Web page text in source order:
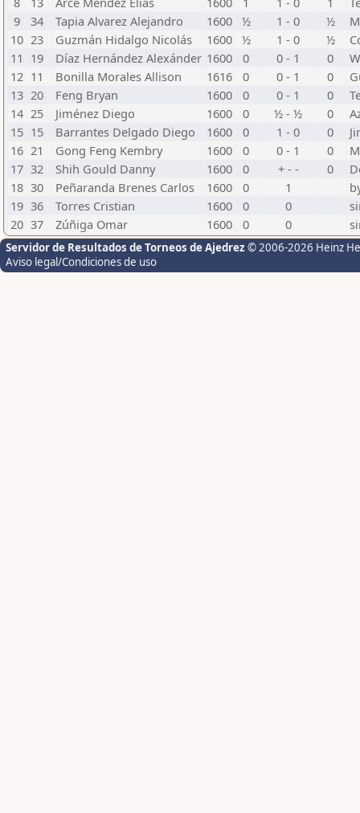
9
34 Tapia Alvarez Alejandro 1600 ½ 1 - 0 ½
10 23 Guzmán Hidalgo Nicolás 1600 ½ 1 - 0 ½
11 19 Díaz Hernández Alexánder 1600 0 0 - 1 0
12 11 Bonilla Morales Allison 1616 0 0 - 1 0
13 20 Feng Bryan 1600 0 0 - 1 0
14 25 Jiménez Diego 1600 0 ½ - ½ 0
15 15 Barrantes Delgado Diego 1600 0 1 - 0 0
16 21 Gong Feng Kembry 1600 0 0 - 1 0
17 32 Shih Gould Danny 1600 0 + - - 0
18 30 Peñaranda Brenes Carlos 1600 0 1
19 36 Torres Cristian 1600 0 0
20 37 Zúñiga Omar 1600 0 0
Servidor de Resultados de Torneos de Ajedrez © 2006-2026 Heinz
Aviso legal/Condiciones de uso